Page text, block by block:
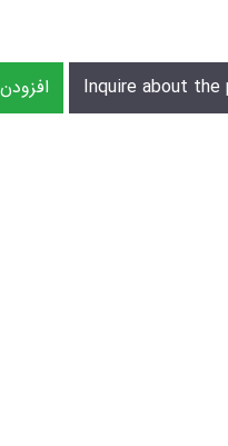
Inquire about